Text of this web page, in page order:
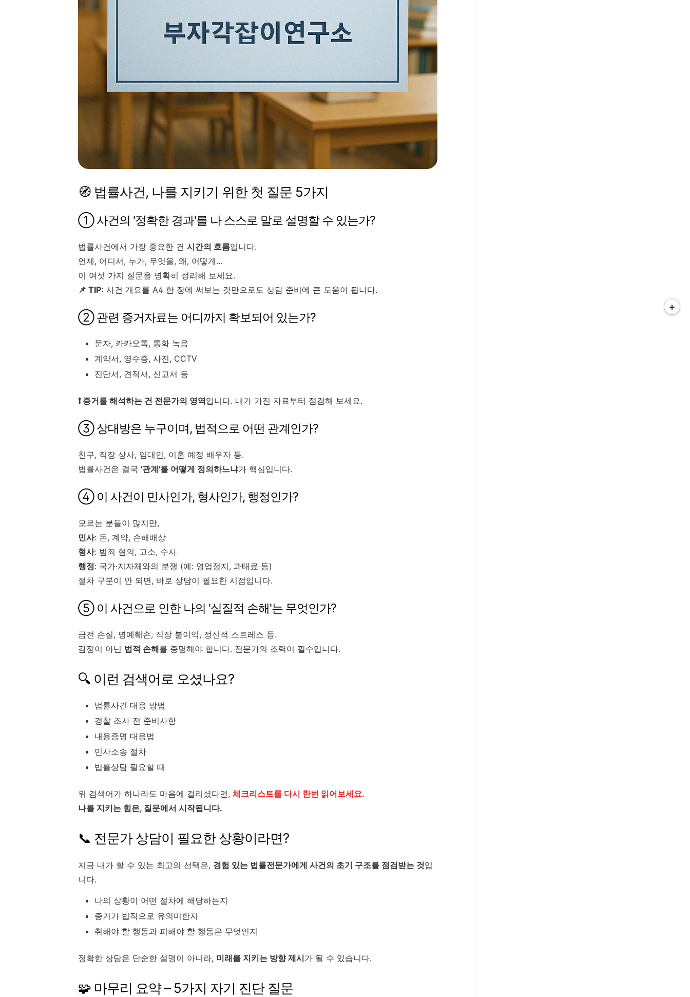
🧭 법률사건, 나를 지키기 위한 첫 질문 5가지
① 사건의 '정확한 경과'를 나 스스로 말로 설명할 수 있는가?
법률사건에서 가장 중요한 건 시간의 흐름입니다.
언제, 어디서, 누가, 무엇을, 왜, 어떻게…
이 여섯 가지 질문을 명확히 정리해 보세요.
📌 TIP: 사건 개요를 A4 한 장에 써보는 것만으로도 상담 준비에 큰 도움이 됩니다.
② 관련 증거자료는 어디까지 확보되어 있는가?
문자, 카카오톡, 통화 녹음
계약서, 영수증, 사진, CCTV
진단서, 견적서, 신고서 등
❗ 증거를 해석하는 건 전문가의 영역입니다. 내가 가진 자료부터 점검해 보세요.
③ 상대방은 누구이며, 법적으로 어떤 관계인가?
친구, 직장 상사, 임대인, 이혼 예정 배우자 등.
법률사건은 결국 '관계'를 어떻게 정의하느냐가 핵심입니다.
④ 이 사건이 민사인가, 형사인가, 행정인가?
모르는 분들이 많지만,
민사: 돈, 계약, 손해배상
형사: 범죄 혐의, 고소, 수사
행정: 국가·지자체와의 분쟁 (예: 영업정지, 과태료 등)
절차 구분이 안 되면, 바로 상담이 필요한 시점입니다.
⑤ 이 사건으로 인한 나의 '실질적 손해'는 무엇인가?
금전 손실, 명예훼손, 직장 불이익, 정신적 스트레스 등.
감정이 아닌 법적 손해를 증명해야 합니다. 전문가의 조력이 필수입니다.
🔍 이런 검색어로 오셨나요?
법률사건 대응 방법
경찰 조사 전 준비사항
내용증명 대응법
민사소송 절차
법률상담 필요할 때
위 검색어가 하나라도 마음에 걸리셨다면, 체크리스트를 다시 한번 읽어보세요.
나를 지키는 힘은, 질문에서 시작됩니다.
📞 전문가 상담이 필요한 상황이라면?
지금 내가 할 수 있는 최고의 선택은, 경험 있는 법률전문가에게 사건의 초기 구조를 점검받는 것입
니다.
나의 상황이 어떤 절차에 해당하는지
증거가 법적으로 유의미한지
취해야 할 행동과 피해야 할 행동은 무엇인지
정확한 상담은 단순한 설명이 아니라, 미래를 지키는 방향 제시가 될 수 있습니다.
🧩 마무리 요약 – 5가지 자기 진단 질문